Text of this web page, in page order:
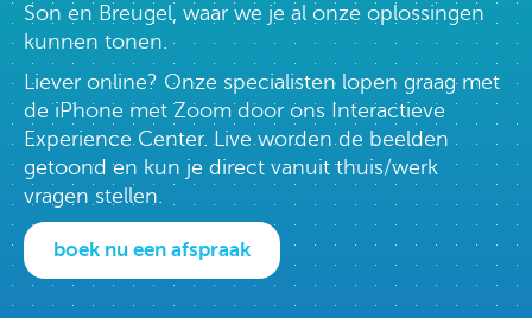
Son en Breugel, waar we je al onze oplossingen
kunnen tonen.
Liever online? Onze specialisten lopen graag met
de iPhone met Zoom door ons Interactieve
Experience Center. Live worden de beelden
getoond en kun je direct vanuit thuis/werk
vragen stellen.
boek nu een afspraak